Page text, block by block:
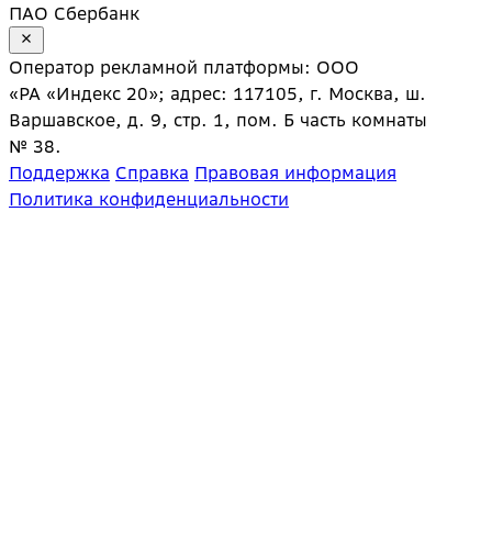
ПАО Сбербанк
Оператор рекламной платформы: ООО
«РА «Индекс 20»; адрес: 117105, г. Москва, ш.
Варшавское, д. 9, стр. 1, пом. Б часть комнаты
№ 38.
Поддержка Справка Правовая информация
Политика конфиденциальности